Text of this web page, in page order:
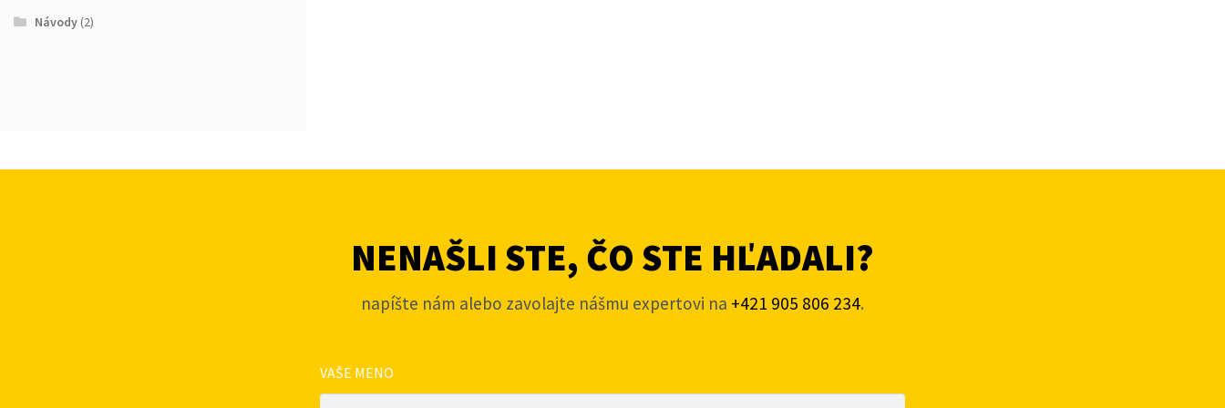
Návody(2)
NENAŠLI STE, ČO STE HĽADALI?
napíšte nám alebo zavolajte nášmu expertovi na +421 905 806 234.
VAŠE MENO